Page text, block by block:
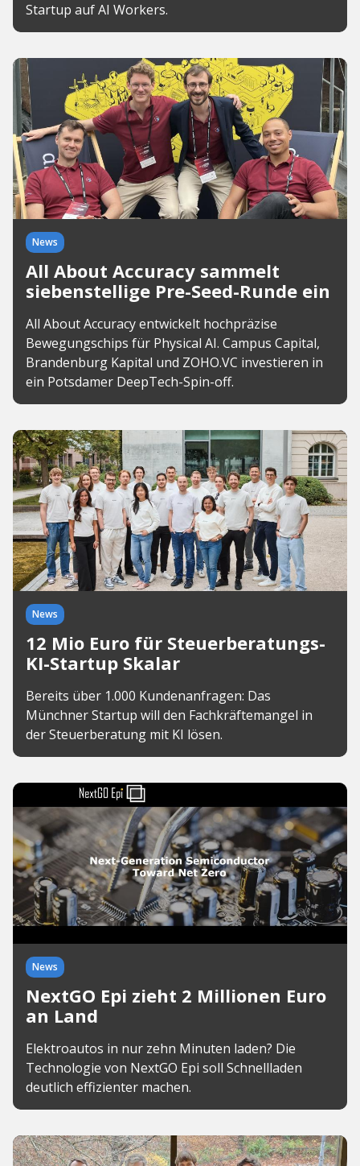
Startup auf AI Workers.
News
All About Accuracy sammelt
siebenstellige Pre-Seed-Runde ein
All About Accuracy entwickelt hochpräzise
Bewegungschips für Physical AI. Campus Capital,
Brandenburg Kapital und ZOHO.VC investieren in
ein Potsdamer DeepTech-Spin-off.
News
12 Mio Euro für Steuerberatungs-
KI-Startup Skalar
Bereits über 1.000 Kundenanfragen: Das
Münchner Startup will den Fachkräftemangel in
der Steuerberatung mit KI lösen.
News
NextGO Epi zieht 2 Millionen Euro
an Land
Elektroautos in nur zehn Minuten laden? Die
Technologie von NextGO Epi soll Schnellladen
deutlich effizienter machen.